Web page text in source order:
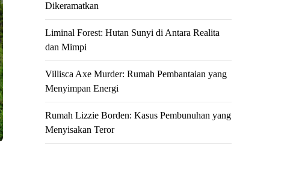
Dikeramatkan
Liminal Forest: Hutan Sunyi di Antara Realita
dan Mimpi
Villisca Axe Murder: Rumah Pembantaian yang
Menyimpan Energi
Rumah Lizzie Borden: Kasus Pembunuhan yang
Menyisakan Teror